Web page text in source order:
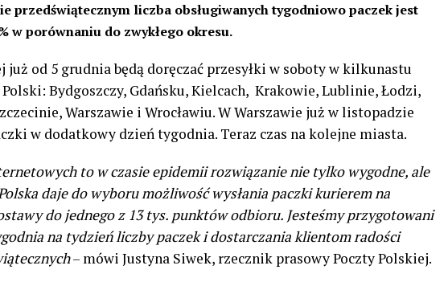
przedświątecznym liczba obsługiwanych tygodniowo paczek jest
w porównaniu do zwykłego okresu.
już od 5 grudnia będą doręczać przesyłki w soboty w kilkunastu
Bydgoszczy, Gdańsku, Kielcach, Krakowie, Lublinie, Łodzi,
Warszawie i Wrocławiu. W Warszawie już w listopadzie
w dodatkowy dzień tygodnia. Teraz czas na kolejne miasta.
to w czasie epidemii rozwiązanie nie tylko wygodne, ale
daje do wyboru możliwość wysłania paczki kurierem na
do jednego z 13 tys. punktów odbioru. Jesteśmy przygotowani
na tydzień liczby paczek i dostarczania klientom radości
– mówi Justyna Siwek, rzecznik prasowy Poczty Polskiej.